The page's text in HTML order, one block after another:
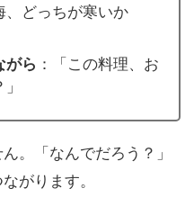
、どっちが寒いか
がら ：「この料理、お
。「なんでだろう？」
がります。